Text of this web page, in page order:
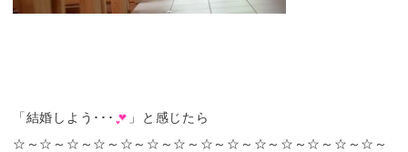
「結婚しよう･･･
」と感じたら
☆～☆～☆～☆～☆～☆～☆～☆～☆～☆～☆～☆～☆～☆～